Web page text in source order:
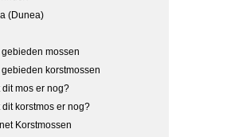
(Dunea)
gebieden mossen
gebieden korstmossen
dit mos er nog?
dit korstmos er nog?
Korstmossen